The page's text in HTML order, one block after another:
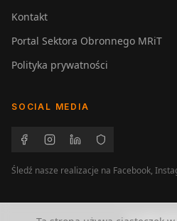
Kontakt
Portal Sektora Obronnego MRiT
Polityka prywatności
SOCIAL MEDIA
Śledź nasze realizacje na Facebook,